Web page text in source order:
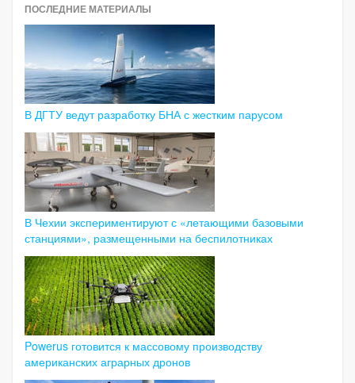
ПОСЛЕДНИЕ МАТЕРИАЛЫ
В ДГТУ ведут разработку БНА с жестким парусом
В Чехии экспериментируют с «летающими базовыми
станциями», размещенными на беспилотниках
Powerus готовится к массовому производству
американских аграрных дронов